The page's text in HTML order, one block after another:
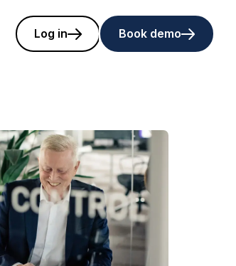
language
Log in Book demo